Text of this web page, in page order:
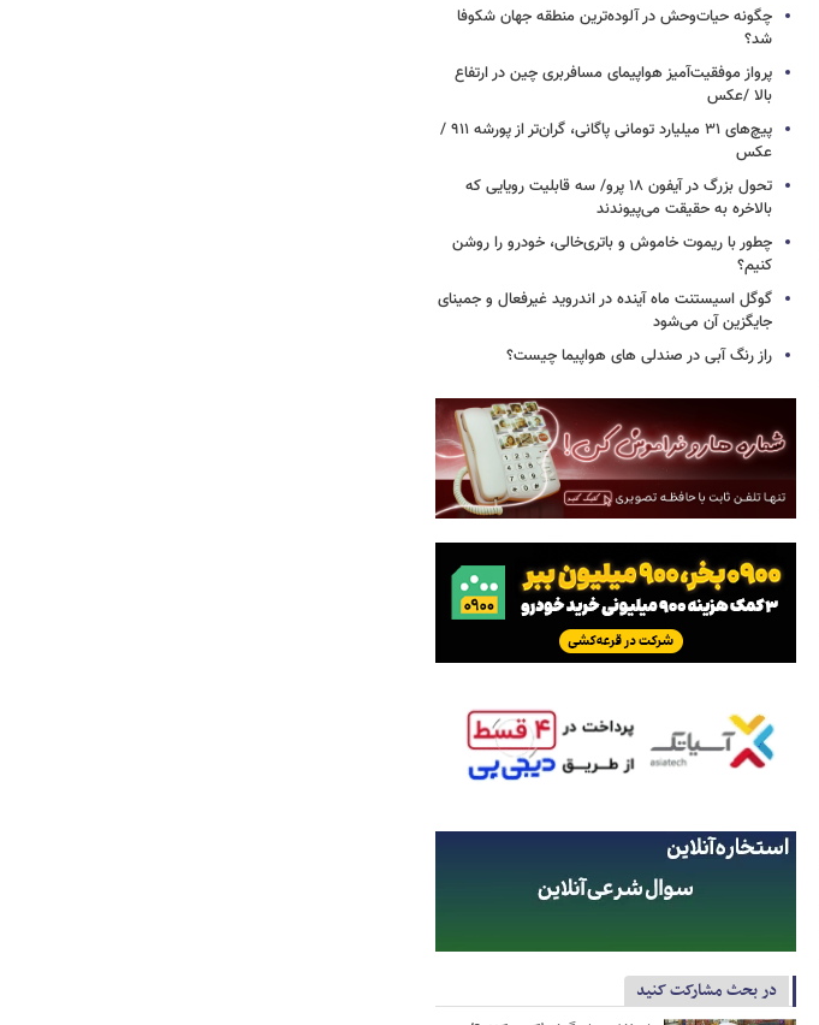
چگونه حیات‌وحش در آلوده‌ترین منطقه جهان شکوفا
شد؟
پرواز موفقیت‌آمیز هواپیمای مسافربری چین در ارتفاع
بالا /عکس
پیچ‌های ۳۱ میلیارد تومانی پاگانی، گران‌تر از پورشه ۹۱۱ /
عکس
تحول بزرگ در آیفون ۱۸ پرو/ سه قابلیت رویایی که
بالاخره به حقیقت می‌پیوندند
چطور با ریموت خاموش و باتری‌خالی، خودرو را روشن
کنیم؟
گوگل اسیستنت ماه آینده در اندروید غیرفعال و جمینای
جایگزین آن می‌شود
راز رنگ آبی در صندلی های هواپیما چیست؟
در بحث مشارکت کنید